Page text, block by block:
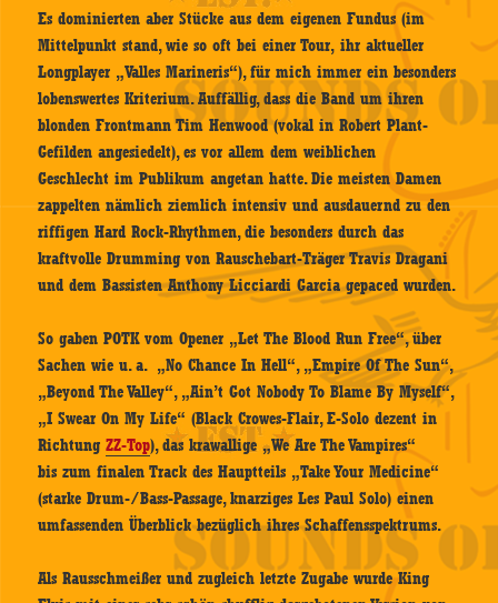
Es dominierten aber Stücke aus dem eigenen Fundus (im
Mittelpunkt stand, wie so oft bei einer Tour, ihr aktueller
Longplayer „Valles Marineris“), für mich immer ein besonders
lobenswertes Kriterium. Auffällig, dass die Band um ihren
blonden Frontmann Tim Henwood (vokal in Robert Plant-
Gefilden angesiedelt), es vor allem dem weiblichen
Geschlecht im Publikum angetan hatte. Die meisten Damen
zappelten nämlich ziemlich intensiv und ausdauernd zu den
riffigen Hard Rock-Rhythmen, die besonders durch das
kraftvolle Drumming von Rauschebart-Träger Travis Dragani
und dem Bassisten Anthony Licciardi Garcia gepaced wurden.
So gaben POTK vom Opener „Let The Blood Run Free“, über
Sachen wie u. a. „No Chance In Hell“, „Empire Of The Sun“,
„Beyond The Valley“, „Ain’t Got Nobody To Blame By Myself“,
„I Swear On My Life“ (Black Crowes-Flair, E-Solo dezent in
RichtungZZ-Top), das krawallige „We Are The Vampires“
bis zum finalen Track des Hauptteils „Take Your Medicine“
(starke Drum-/Bass-Passage, knarziges Les Paul Solo) einen
umfassenden Überblick bezüglich ihres Schaffensspektrums.
Als Rausschmeißer und zugleich letzte Zugabe wurde King